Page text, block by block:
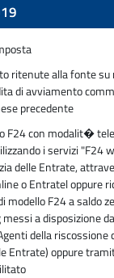
ritenute alla fonte su
di avviamento
precedente
F24 con modalit�
i servizi "F24
delle Entrate,
o Entratel oppure
modello F24 a saldo
a disposizione
della riscossione
Entrate) oppure